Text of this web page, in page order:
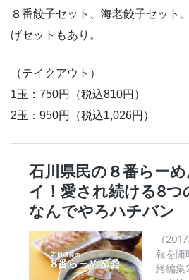
８番餃子セット、海老餃子セット
げセットもあり。
（テイクアウト）
1玉：750円（税込810円）
2玉：950円（税込1,026円）